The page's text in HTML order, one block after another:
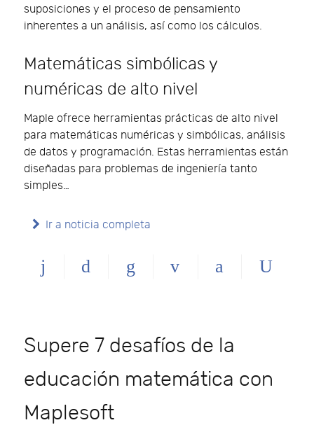
suposiciones y el proceso de pensamiento
inherentes a un análisis, así como los cálculos.
Matemáticas simbólicas y
numéricas de alto nivel
Maple ofrece herramientas prácticas de alto nivel
para matemáticas numéricas y simbólicas, análisis
de datos y programación. Estas herramientas están
diseñadas para problemas de ingeniería tanto
simples…
Ir a noticia completa
Supere 7 desafíos de la
educación matemática con
Maplesoft